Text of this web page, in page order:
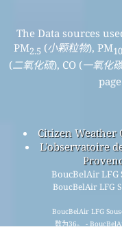
The Data sources
PM2.5 (小颗粒物), PM10
(二氧化硫), CO (一氧化
Citizen Weather
L'observatoire
BoucBelAir LFG
BoucBelAir LFG
BoucBelAir LFG
数为36。 -